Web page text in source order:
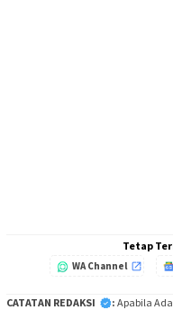
Tetap
WA Channel
CATATAN REDAKSI : Apabila